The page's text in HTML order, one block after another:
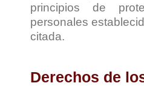
principios de
personales
citada.
Derechos de